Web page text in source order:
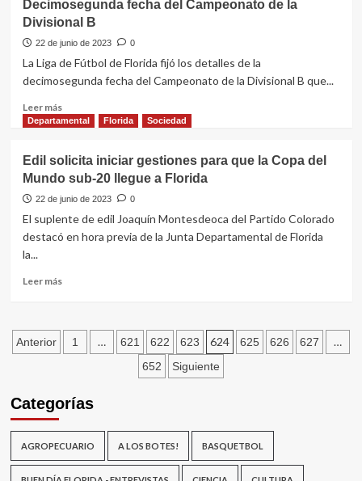
realizó
en
la
sede
Frente
una
el
déficit
hídrico
Decimosegunda fecha del Campeonato de la
Divisional B
22 de junio de 2023 0
La Liga de Fútbol de Florida fijó los detalles de la
decimosegunda fecha del Campeonato de la Divisional B que...
Leer másLeer
más
fecha
del
Campeonato
Divisional
Departamental Florida Sociedad
Edil solicita iniciar gestiones para que la Copa del
Mundo sub-20 llegue a Florida
22 de junio de 2023 0
El suplente de edil Joaquín Montesdeoca del Partido Colorado
destacó en hora previa de la Junta Departamental de Florida
la...
Leer másLeer
solicita
iniciar
que
Copa
del
Mundo
sub-
Paginación
entradas
Anterior 1 … 621 622 623 624 625 626 627 …
652 Siguiente
Categorías
AGROPECUARIO A LOS BOTES! BASQUETBOL